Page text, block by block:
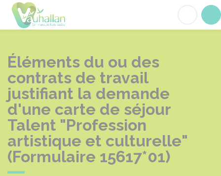
Éléments du ou des
contrats de travail
justifiant la demande
d'une carte de séjour
Talent "Profession
artistique et culturelle"
(Formulaire 15617*01)